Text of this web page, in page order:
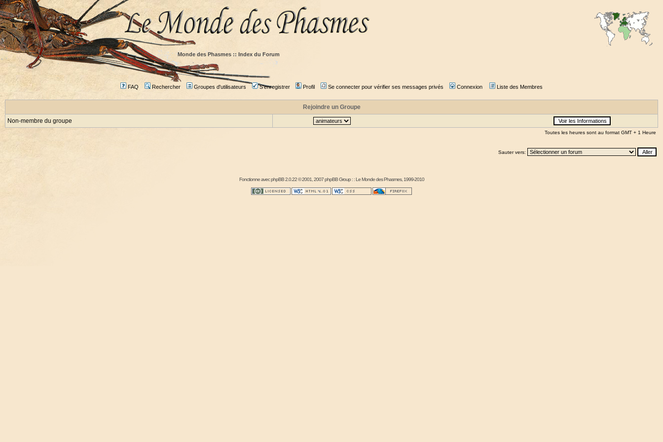
Monde des Phasmes :: Index du Forum
FAQ Rechercher Groupes d'utilisateurs S'enregistrer Profil Se connecter pour vérifier ses messages privés Connexion Liste des Membres
Rejoindre un Groupe
Non-membre du groupe
Toutes les heures sont au format GMT + 1 Heure
Sauter vers:
Fonctionne avecphpBB2.0.22 © 2001, 2007 phpBB Group : :Le Monde des Phasmes, 1999-2010